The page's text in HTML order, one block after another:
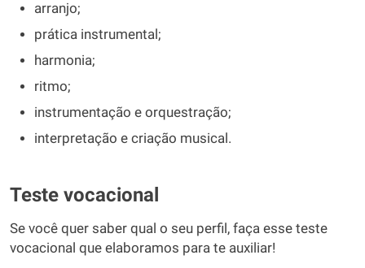
arranjo;
prática instrumental;
harmonia;
ritmo;
instrumentação e orquestração;
interpretação e criação musical.
Teste vocacional
Se você quer saber qual o seu perfil, faça esse teste
vocacional que elaboramos para te auxiliar!